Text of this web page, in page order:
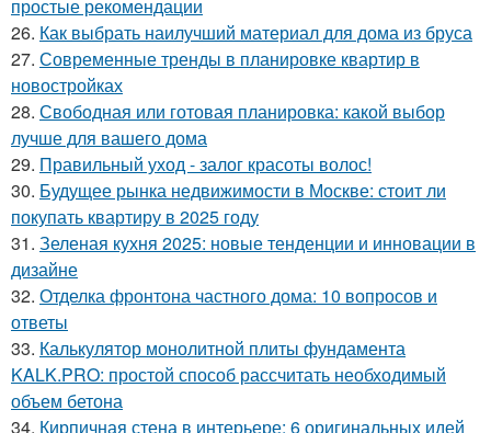
простые рекомендации
26. Как выбрать наилучший материал для дома из бруса
27. Современные тренды в планировке квартир в
новостройках
28. Свободная или готовая планировка: какой выбор
лучше для вашего дома
29. Правильный уход - залог красоты волос!
30. Будущее рынка недвижимости в Москве: стоит ли
покупать квартиру в 2025 году
31. Зеленая кухня 2025: новые тенденции и инновации в
дизайне
32. Отделка фронтона частного дома: 10 вопросов и
ответы
33. Калькулятор монолитной плиты фундамента
KALK.PRO: простой способ рассчитать необходимый
объем бетона
34. Кирпичная стена в интерьере: 6 оригинальных идей